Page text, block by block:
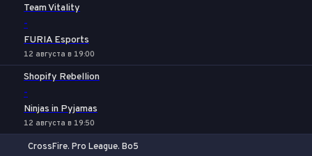
Team Vitality
-
FURIA Esports
12 августа в 19:00
Shopify Rebellion
-
Ninjas in Pyjamas
12 августа в 19:50
CrossFire. Pro League. Bo5